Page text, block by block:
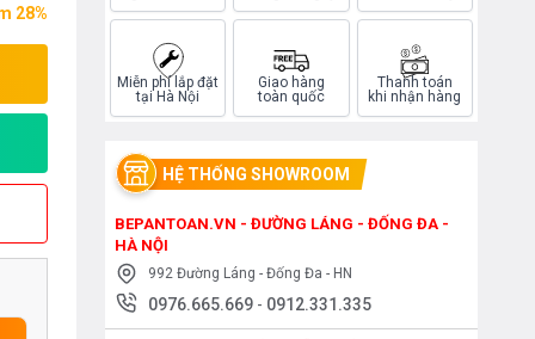
28%
Miễn phí lắp đặt
tại Hà Nội
Giao hàng
toàn quốc
Thanh toán
khi nhận hàng
HỆ THỐNG SHOWROOM
BEPANTOAN.VN - ĐƯỜNG LÁNG - ĐỐNG ĐA -
HÀ NỘI
992 Đường Láng - Đống Đa - HN
0976.665.669 - 0912.331.335